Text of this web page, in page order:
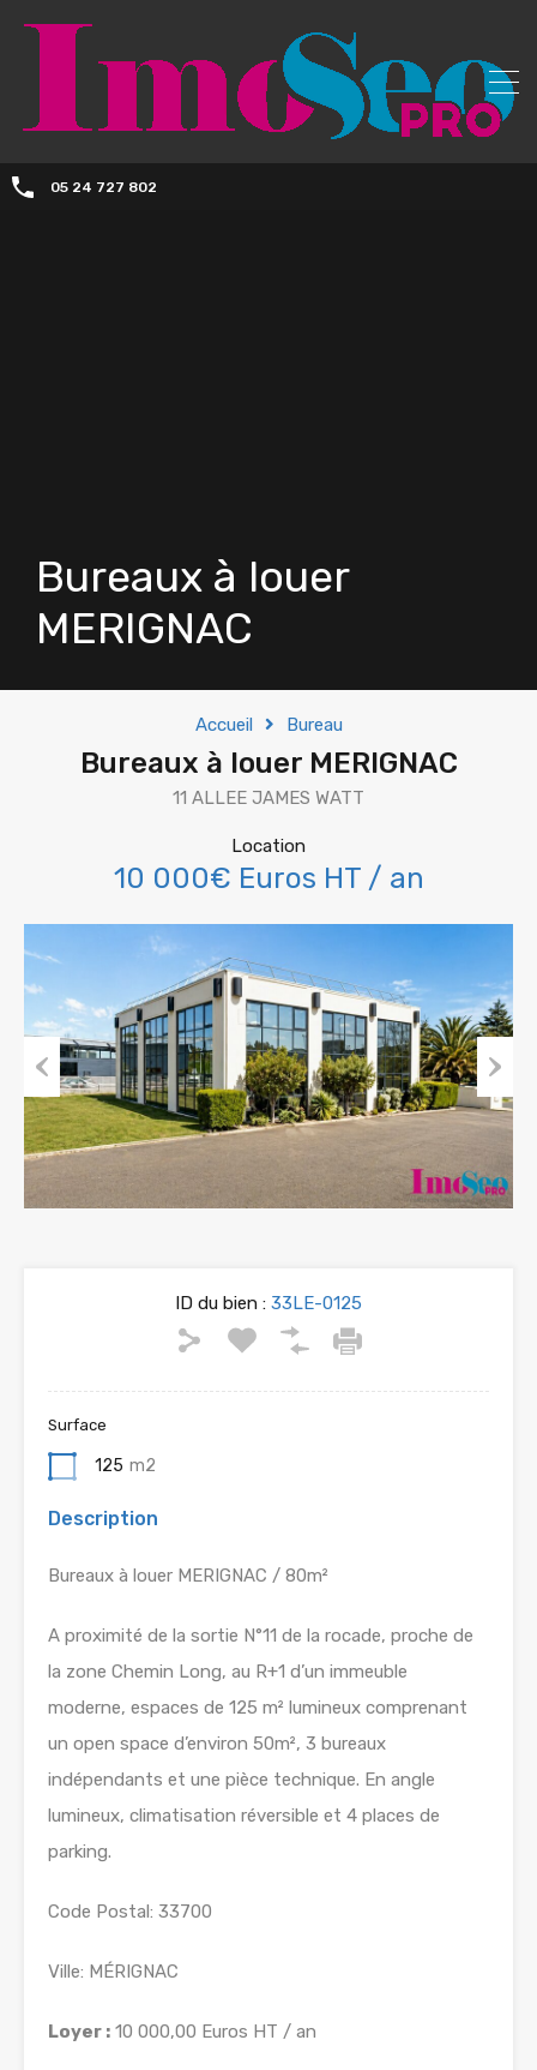
05 24 727 802
Bureaux à louer
MERIGNAC
Accueil Bureau
Bureaux à louer MERIGNAC
11 ALLEE JAMES WATT
Location
10 000€ Euros HT / an
Previous Next
ID du bien : 33LE-0125
Surface
125 m2
Description
Bureaux à louer MERIGNAC / 80m²
A proximité de la sortie N°11 de la rocade, proche de
la zone Chemin Long, au R+1 d’un immeuble
moderne, espaces de 125 m² lumineux comprenant
un open space d’environ 50m², 3 bureaux
indépendants et une pièce technique. En angle
lumineux, climatisation réversible et 4 places de
parking.
Code Postal: 33700
Ville: MÉRIGNAC
Loyer : 10 000,00 Euros HT / an